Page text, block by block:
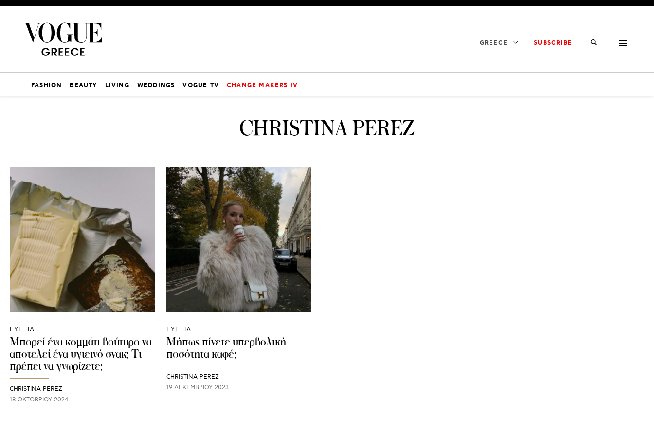
GREECE SUBSCRIBE
FASHION BEAUTY LIVING WEDDINGS VOGUE TV CHANGE MAKERS IV
CHRISTINA PEREZ
ΕΥΕΞΙΑ
Μπορεί ένα κομμάτι βούτυρο να
αποτελεί ένα υγιεινό σνακ; Τι
πρέπει να γνωρίζετε;
CHRISTINA PEREZ
18 ΟΚΤΩΒΡΊΟΥ 2024
ΕΥΕΞΙΑ
Μήπως πίνετε υπερβολική
ποσότητα καφέ;
CHRISTINA PEREZ
19 ΔΕΚΕΜΒΡΊΟΥ 2023